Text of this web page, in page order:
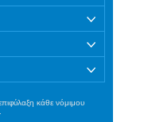
κάθε νόμιμου